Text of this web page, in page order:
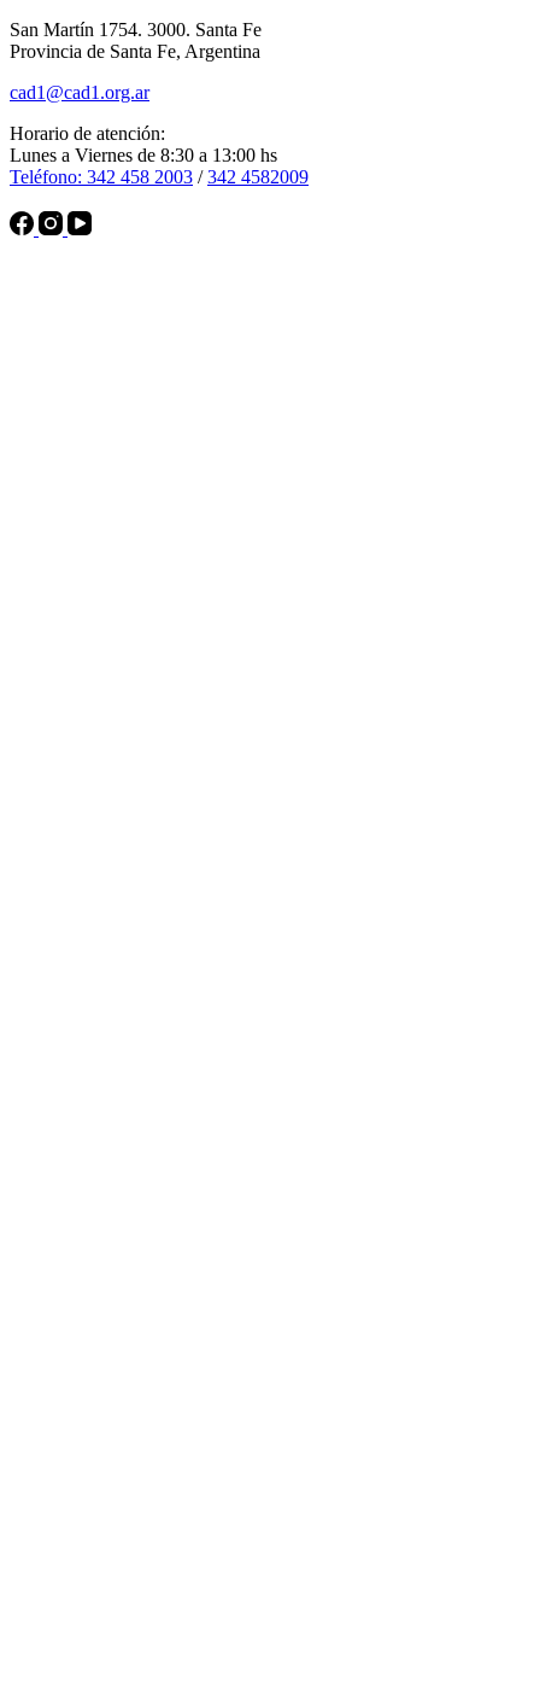
San Martín 1754. 3000. Santa Fe
Provincia de Santa Fe, Argentina
cad1@cad1.org.ar
Horario de atención:
Lunes a Viernes de 8:30 a 13:00 hs
Teléfono: 342 458 2003 /342 4582009